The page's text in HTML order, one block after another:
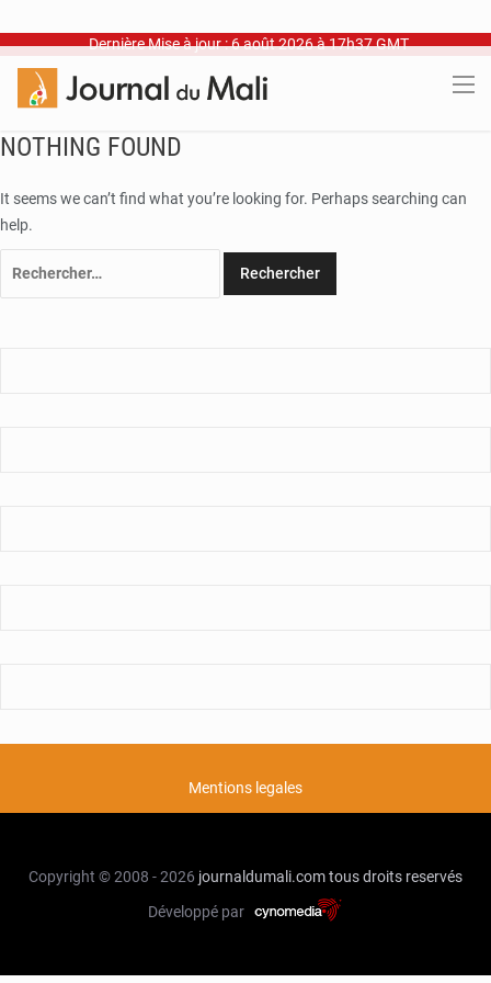
Dernière Mise à jour : 6 août 2026 à 17h37 GMT
NOTHING FOUND
It seems we can’t find what you’re looking for. Perhaps searching can
help.
Mentions legales
Copyright © 2008 - 2026 journaldumali.comtous droits reservés
Développé par